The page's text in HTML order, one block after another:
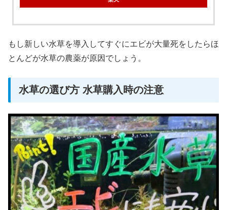
もし新しい水草を導入してすぐにエビが大量死をしたらほ
とんどが水草の農薬が原因でしょう。
水草の選び方 水草購入時の注意